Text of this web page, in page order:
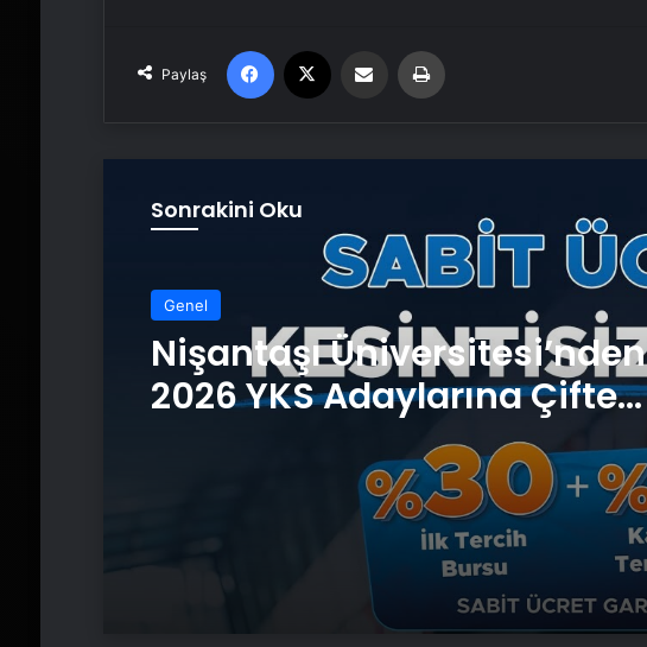
Paylaş
Facebook Email'den paylaş
Sonrakini Oku
Genel
Nişantaşı Üniversitesi’nden
2026 YKS Adaylarına Çifte
Güvence: Sabit Ücret ve
Kesintisiz Burs